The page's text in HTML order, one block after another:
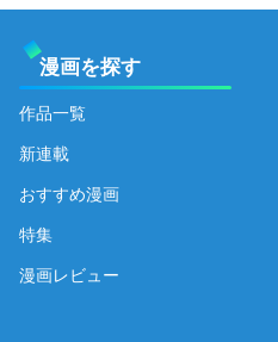
漫画を探す
作品一覧
新連載
おすすめ漫画
特集
漫画レビュー